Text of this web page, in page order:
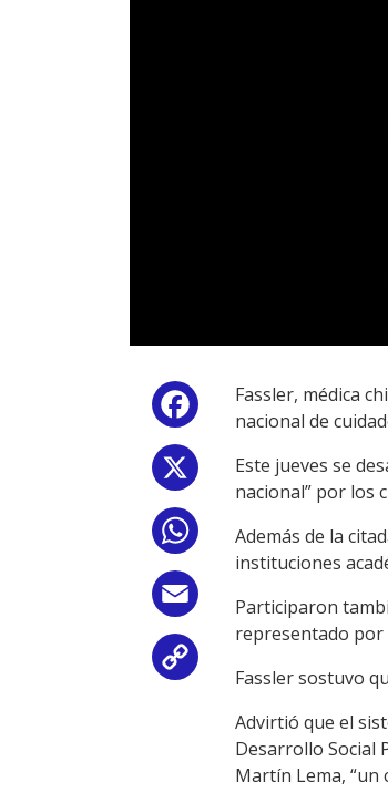
Facebook
WhatsApp
Email
Fassler, médica
nacional de
Este jueves se
nacional” por los
Además de la
instituciones
Participaron
representado por
Fassler sostuvo
Advirtió que el
Desarrollo Social
Martín Lema, “un